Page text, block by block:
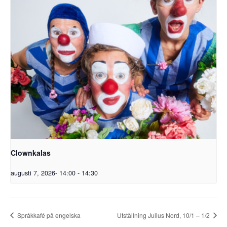
Clownkalas
augusti 7, 2026- 14:00 - 14:30
Språkkafé på engelska Utställning Julius Nord, 10/1 – 1/2